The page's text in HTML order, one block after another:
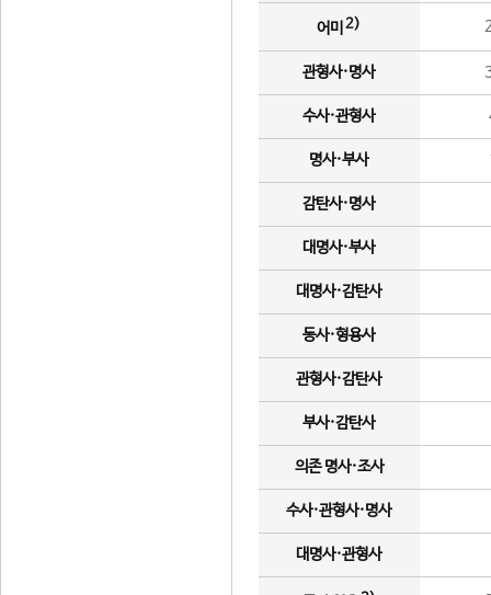
어미 2)
관형사·명사
수사·관형사
명사·부사
감탄사·명사
대명사·부사
대명사·감탄사
동사·형용사
관형사·감탄사
부사·감탄사
의존 명사·조사
수사·관형사·명사
대명사·관형사